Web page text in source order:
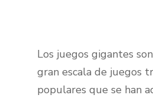
Los juegos gigantes
gran escala de juegos
populares que se han